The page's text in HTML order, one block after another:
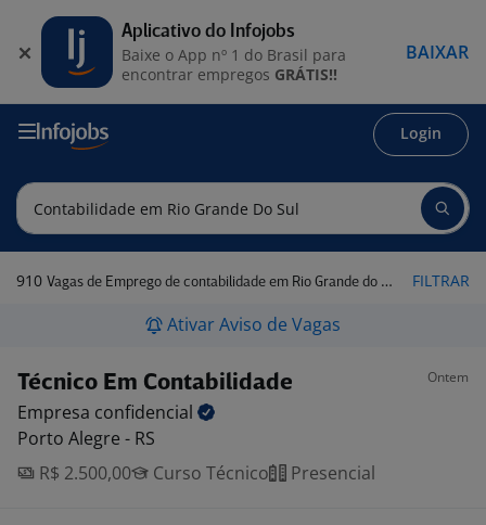
Login
910 Vagas de Emprego de contabilidade em Rio Grande do Sul FILTRAR
Ativar Aviso de Vagas
Técnico Em Contabilidade Ontem
Empresa confidencial
Porto Alegre - RS
R$ 2.500,00
Curso Técnico Presencial
Aplicativo do Infojobs
Baixe o App nº 1 do Brasil para
encontrar empregos GRÁTIS!!
BAIXAR